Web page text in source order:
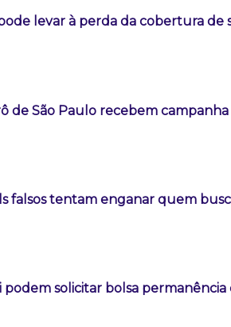
levar à perda da cobertura de
de São Paulo recebem
falsos tentam enganar quem
solicitar bolsa permanência